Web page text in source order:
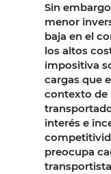
Sin
menor
baja en el
los altos
impositiva
cargas que
contexto de
interés e
preocupa